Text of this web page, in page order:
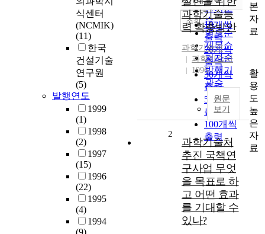
식센터
(NCMIK)
(11)
한국
건설기술
연구원
(5)
발행연도
1999
(1)
1998
(2)
1997
(15)
1996
(22)
1995
(4)
1994
인기도
순
연도순
제목순
저자순
발행기
관순
내림차순
10개씩
출력
20개씩
출력
30개씩
출력
50개씩
출력
100개씩
출력
조회
과학기술능
력 확충방안
과학기술처
과학기술처
1996
원문
보기
2
과학기술처
추진 국책연
구사업 무엇
을 목표로 하
고 어떤 효과
를 기대할 수
있나?
본
자
료
활
용
도
높
은
자
료